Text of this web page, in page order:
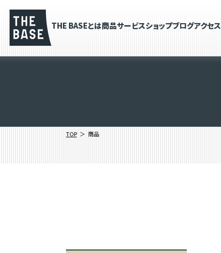
THE BASEとは商品サービスショップブログアクセス
TOP 商品